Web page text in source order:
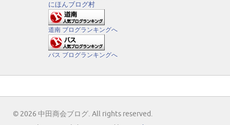
にほんブログ村
道南 ブログランキングへ
バス ブログランキングへ
© 2026 中田商会ブログ. All rights reserved.